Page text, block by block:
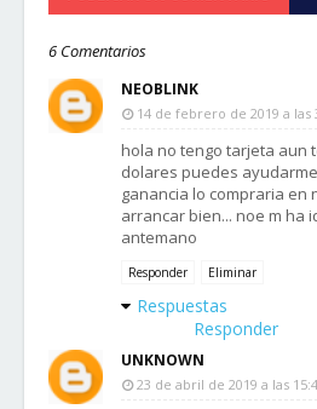
6 Comentarios
NEOBLINK
14 de febrero de 2019 a las
hola no tengo tarjeta aun
dolares puedes
ganancia lo compraria en
arrancar bien... noe m ha
antemano
Responder Eliminar
Respuestas
Responder
UNKNOWN
23 de abril de 2019 a las